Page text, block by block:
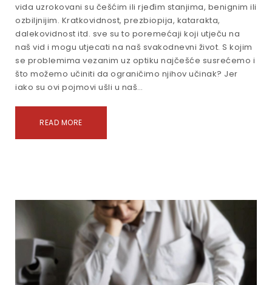
vida uzrokovani su češćim ili rjeđim stanjima, benignim ili
ozbiljnijim. Kratkovidnost, prezbiopija, katarakta,
dalekovidnost itd. sve su to poremećaji koji utječu na
naš vid i mogu utjecati na naš svakodnevni život. S kojim
se problemima vezanim uz optiku najčešće susrećemo i
što možemo učiniti da ograničimo njihov učinak? Jer
iako su ovi pojmovi ušli u naš…
READ MORE